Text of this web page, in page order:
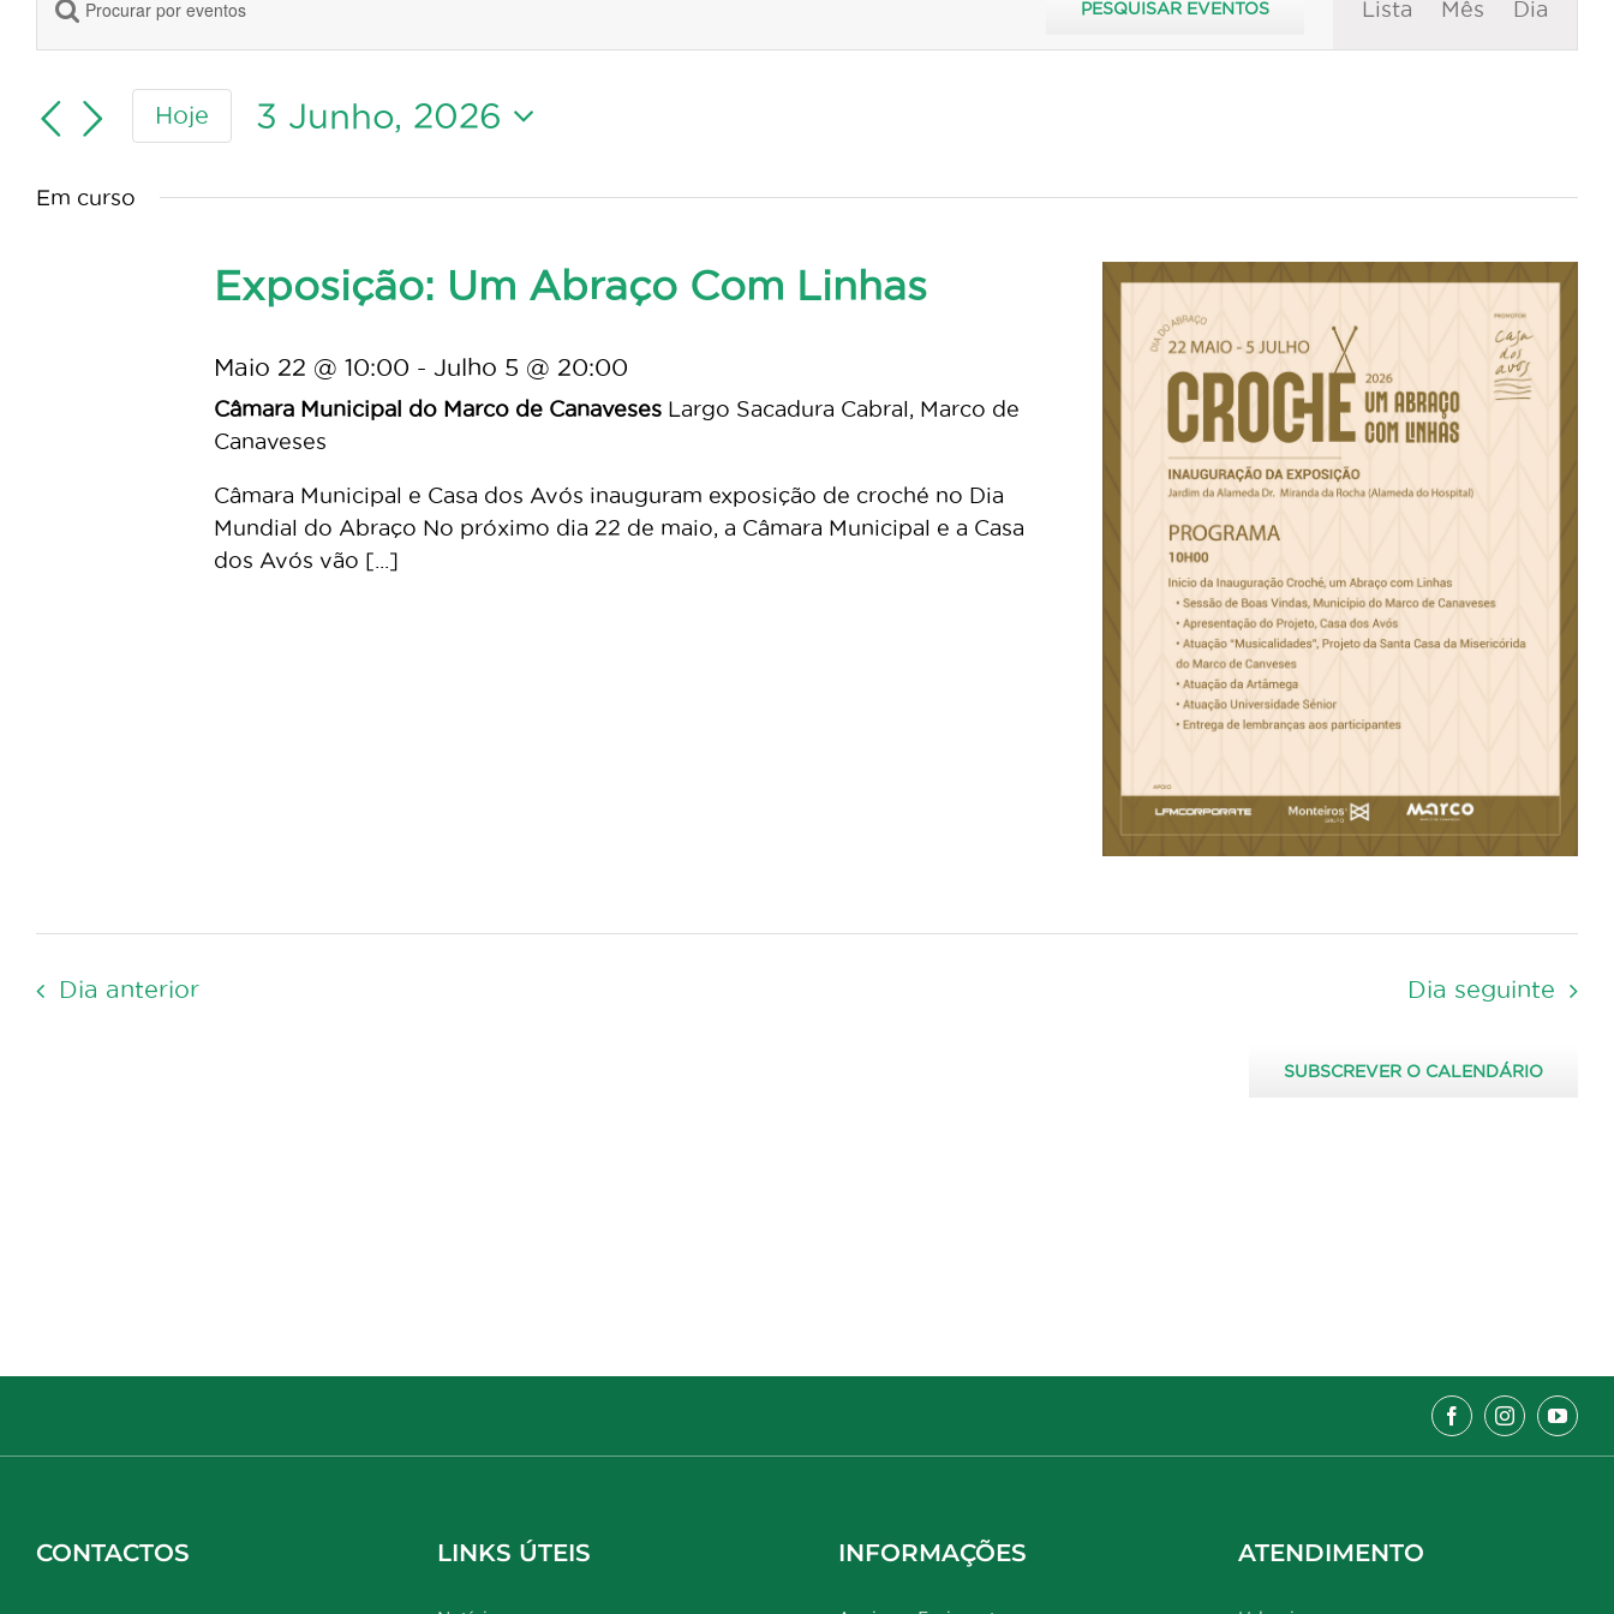
for
Junho,
2026
Navegação
de
e
de
chave.
Procure
Eventos
PESQUISAR EVENTOS
de
Lista Mês Dia
Hoje
3 Junho, 2026
a
Em curso
Exposição: Um Abraço Com Linhas
Maio 22 @ 10:00 - Julho 5 @ 20:00
Câmara Municipal do Marco de Canaveses Largo Sacadura Cabral, Marco de
Canaveses
Câmara Municipal e Casa dos Avós inauguram exposição de croché no Dia
Mundial do Abraço No próximo dia 22 de maio, a Câmara Municipal e a Casa
dos Avós vão [...]
Dia anterior Dia seguinte
SUBSCREVER O CALENDÁRIO
CONTACTOS LINKS ÚTEIS INFORMAÇÕES ATENDIMENTO